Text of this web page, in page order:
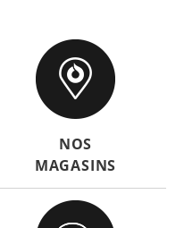
NOS
MAGASINS